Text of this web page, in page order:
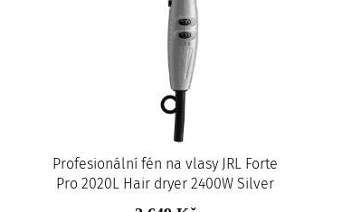
Profesionální fén na vlasy JRL Forte
Pro 2020L Hair dryer 2400W Silver